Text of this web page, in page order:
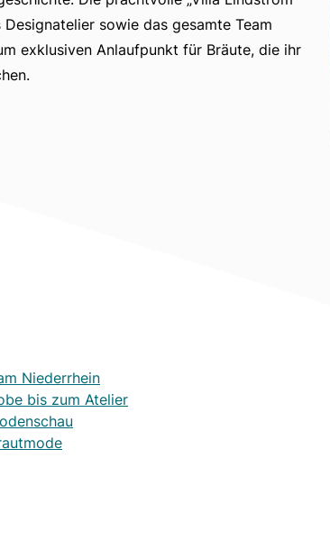
sowie das gesamte Team
exklusiven Anlaufpunkt für Bräute, die ihr
Niederrhein
bis zum Atelier